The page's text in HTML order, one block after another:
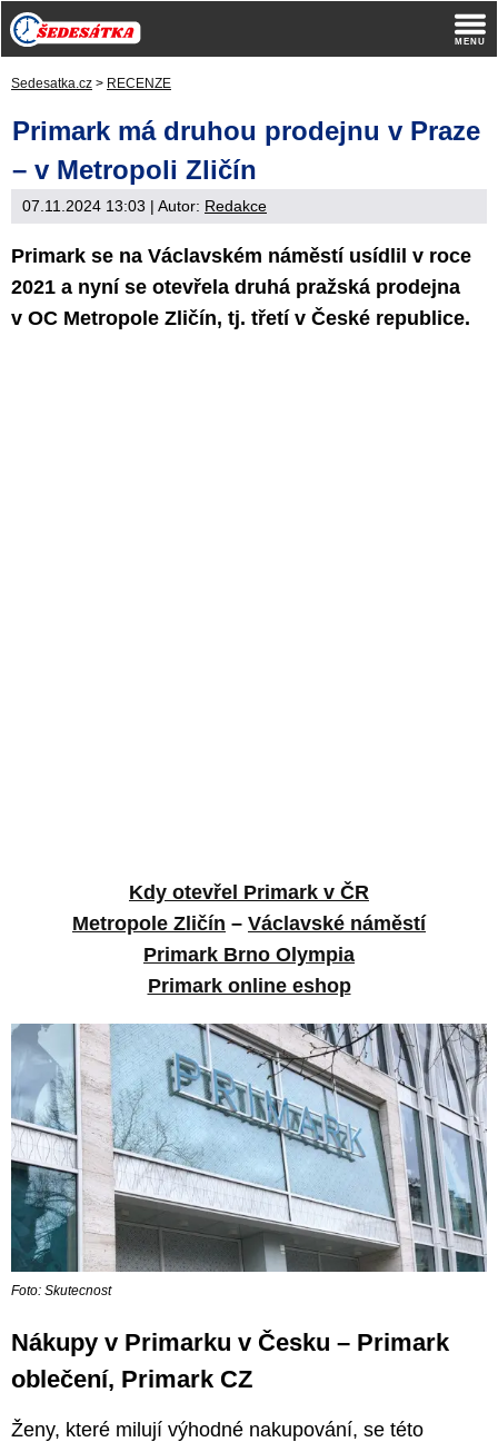
Sedesatka.cz > RECENZE
Primark má druhou prodejnu v Praze
– v Metropoli Zličín
07.11.2024 13:03 | Autor: Redakce
Primark se na Václavském náměstí usídlil v roce
2021 a nyní se otevřela druhá pražská prodejna
v OC Metropole Zličín, tj. třetí v České republice.
Kdy otevřel Primark v ČR
Metropole Zličín – Václavské náměstí
Primark Brno Olympia
Primark online eshop
Foto: Skutecnost
Nákupy v Primarku v Česku – Primark
oblečení, Primark CZ
Ženy, které milují výhodné nakupování, se této